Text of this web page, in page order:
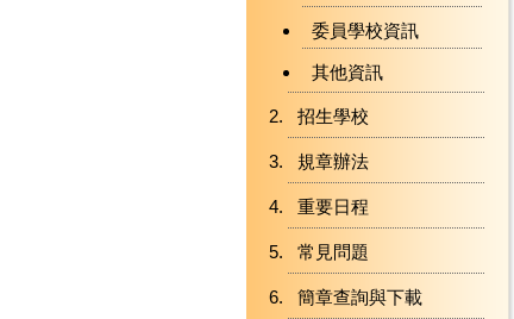
委員學校資訊
其他資訊
招生學校
規章辦法
重要日程
常見問題
簡章查詢與下載